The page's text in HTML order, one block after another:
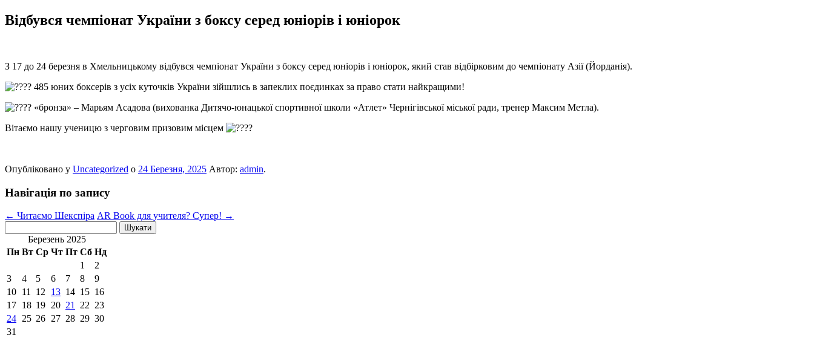
Відбувся чемпіонат України з боксу серед юніорів і юніорок
З 17 до 24 березня в Хмельницькому відбувся чемпіонат України з боксу серед юніорів і юніорок, який став відбірковим до чемпіонату Азії (Йорданія).
485 юних боксерів з усіх куточків України зійшлись в запеклих поєдинках за право стати найкращими!
«бронза» – Марьям Асадова (вихованка Дитячо-юнацької спортивної школи «Атлет» Чернігівської міської ради, тренер Максим Метла).
Вітаємо нашу ученицю з черговим призовим місцем
Опубліковано у Uncategorized о 24 Березня, 2025 Автор: admin.
Навігація по запису
← Читаємо Шекспіра AR Book для учителя? Супер! →
Березень 2025
Пн Вт Ср Чт Пт Сб Нд
1
2
3
4 5 6 7 8
9
10 11 12 13 14 15 16
17 18 19 20 21 22 23
24 25 26 27 28 29 30
31